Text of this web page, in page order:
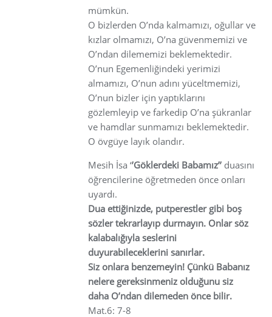
mümkün.
O bizlerden O’nda kalmamızı, oğullar ve
kızlar olmamızı, O’na güvenmemizi ve
O’ndan dilememizi beklemektedir.
O’nun Egemenliğindeki yerimizi
almamızı, O’nun adını yüceltmemizi,
O’nun bizler için yaptıklarını
gözlemleyip ve farkedip O’na şükranlar
ve hamdlar sunmamızı beklemektedir.
O övgüye layık olandır.
Mesih İsa ‘’Göklerdeki Babamız’’ duasını
öğrencilerine öğretmeden önce onları
uyardı.
Dua ettiğinizde, putperestler gibi boş
sözler tekrarlayıp durmayın. Onlar söz
kalabalığıyla seslerini
duyurabileceklerini sanırlar.
Siz onlara benzemeyin! Çünkü Babanız
nelere gereksinmeniz olduğunu siz
daha O’ndan dilemeden önce bilir.
Mat.6: 7-8